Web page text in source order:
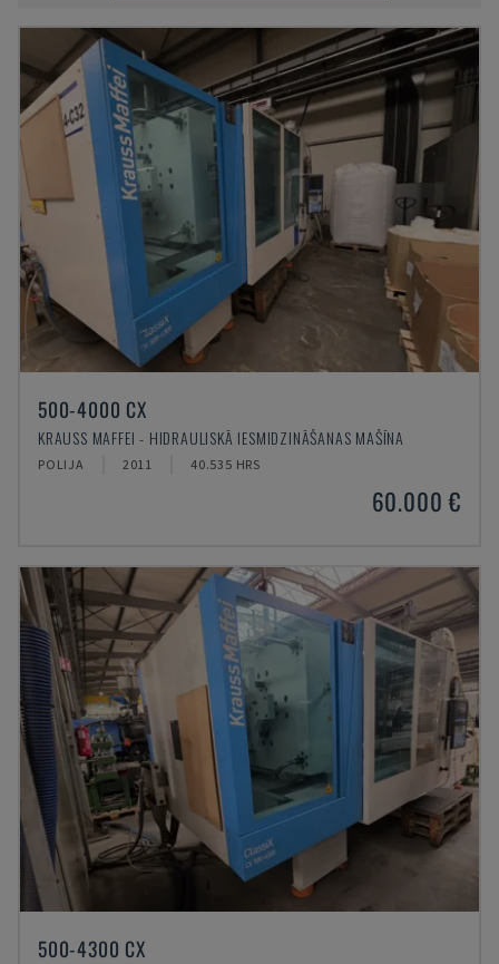
500-4000 CX
KRAUSS MAFFEI - HIDRAULISKĀ IESMIDZINĀŠANAS MAŠĪNA
POLIJA 2011 40.535 HRS
60.000 €
500-4300 CX